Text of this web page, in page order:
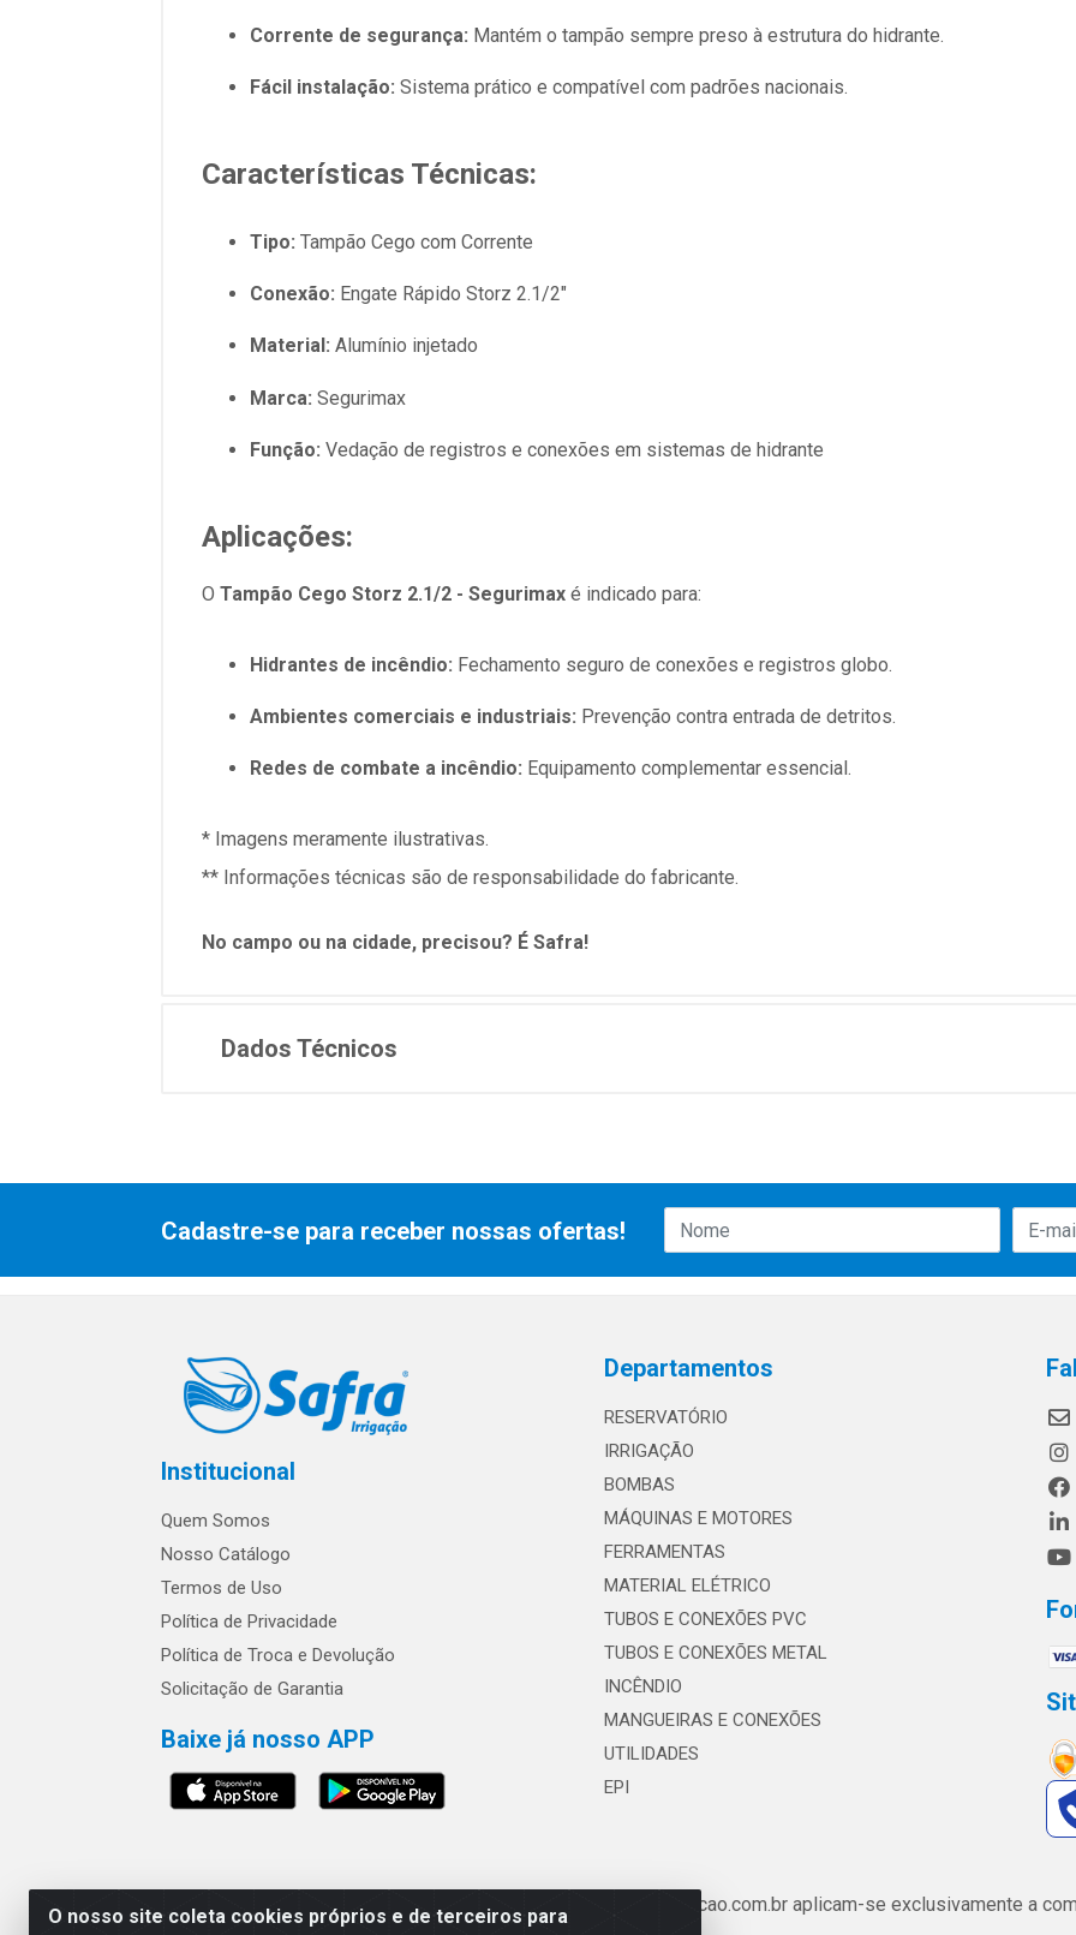
Corrente de segurança: Mantém o tampão sempre preso à estrutura do hidrante.
Fácil instalação: Sistema prático e compatível com padrões nacionais.
Características Técnicas:
Tipo: Tampão Cego com Corrente
Conexão: Engate Rápido Storz 2.1/2"
Material: Alumínio injetado
Marca: Segurimax
Função: Vedação de registros e conexões em sistemas de hidrante
Aplicações:
O Tampão Cego Storz 2.1/2 - Segurimax é indicado para:
Hidrantes de incêndio: Fechamento seguro de conexões e registros globo.
Ambientes comerciais e industriais: Prevenção contra entrada de detritos.
Redes de combate a incêndio: Equipamento complementar essencial.
* Imagens meramente ilustrativas.
** Informações técnicas são de responsabilidade do fabricante.
No campo ou na cidade, precisou? É Safra!
Dados Técnicos
O nosso site coleta cookies próprios e de terceiros para
Cadastre-se para receber nossas ofertas!
Institucional
Quem Somos
Nosso Catálogo
Termos de Uso
Política de Privacidade
Política de Troca e Devolução
Solicitação de Garantia
Baixe já nosso APP
Departamentos
RESERVATÓRIO
IRRIGAÇÃO
BOMBAS
MÁQUINAS E MOTORES
FERRAMENTAS
MATERIAL ELÉTRICO
TUBOS E CONEXÕES PVC
TUBOS E CONEXÕES METAL
INCÊNDIO
MANGUEIRAS E CONEXÕES
UTILIDADES
EPI
Os preços e condições de www.safrairrigacao.com.br aplicam-se exclusivamente a